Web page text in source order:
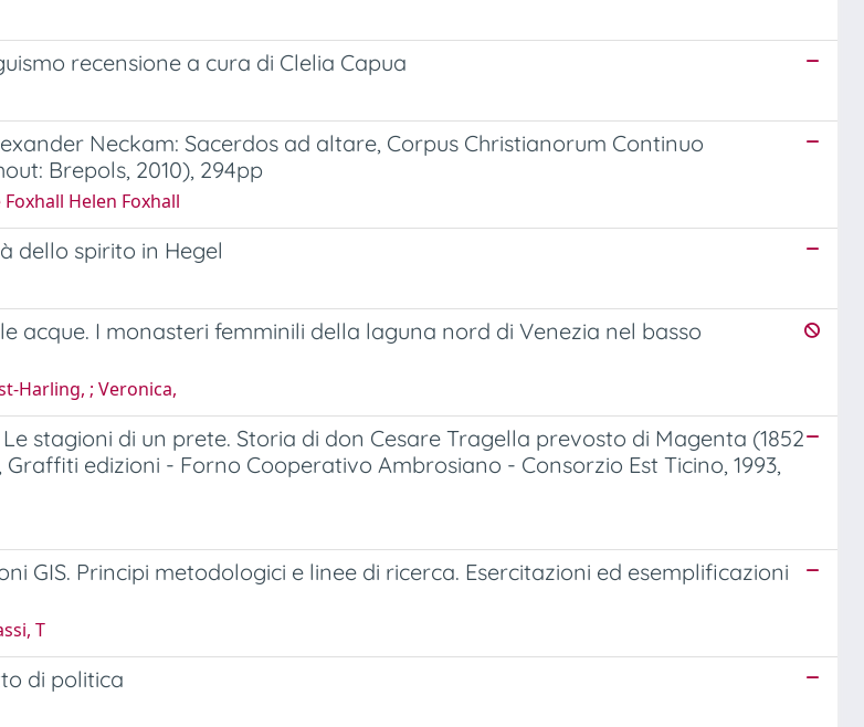
recensione a cura di Clelia Capua
Neckam: Sacerdos ad altare, Corpus Christianorum Continuo
Brepols, 2010), 294pp
Helen Foxhall
dello spirito in Hegel
acque. I monasteri femminili della laguna nord di Venezia nel basso
Harling, ; Veronica,
Le stagioni di un prete. Storia di don Cesare Tragella prevosto di Magenta (1852
Graffiti edizioni - Forno Cooperativo Ambrosiano - Consorzio Est Ticino, 1993,
GIS. Principi metodologici e linee di ricerca. Esercitazioni ed esemplificazioni
T
di politica